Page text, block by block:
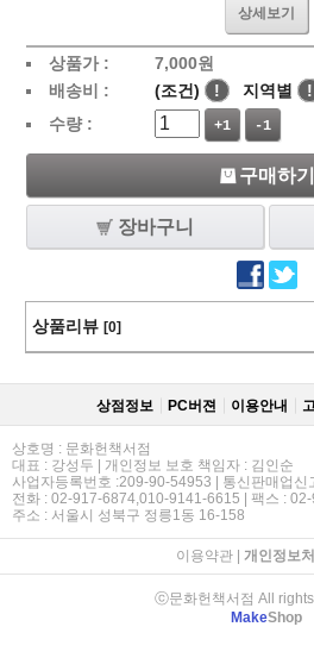
상세보기
상품가 : 7,000원
배송비 :
(조건) ! 지역별
!
수량 :
+1 -1
구매하기
장바구니
상품리뷰 [0]
상점정보 PC버젼 이용안내
상호명 : 문화헌책서점
대표 : 강성두 | 개인정보 보호 책임자 : 김인순
사업자등록번호 :209-90-54953 | 통신판매업신
전화 : 02-917-6874,010-9141-6615 | 팩스 :
주소 : 서울시 성북구 정릉1동 16-158
이용약관| 개인정보
ⓒ문화헌책서점 All
MakeShop